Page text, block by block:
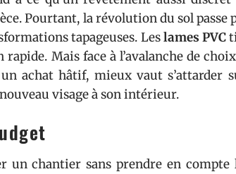
Pourtant, la révolution du sol passe
tapageuses. Leslames PVC
Mais face à l’avalanche de
achat hâtif, mieux vaut s’attarder
visage à son intérieur.
un chantier sans prendre en